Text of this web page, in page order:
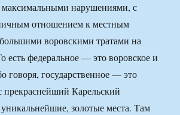
максимальными нарушениями, с
отношением к местным
воровскими тратами на
есть федеральное — это воровское и
говоря, государственное — это
прекраснейший Карельский
золотые места. Там